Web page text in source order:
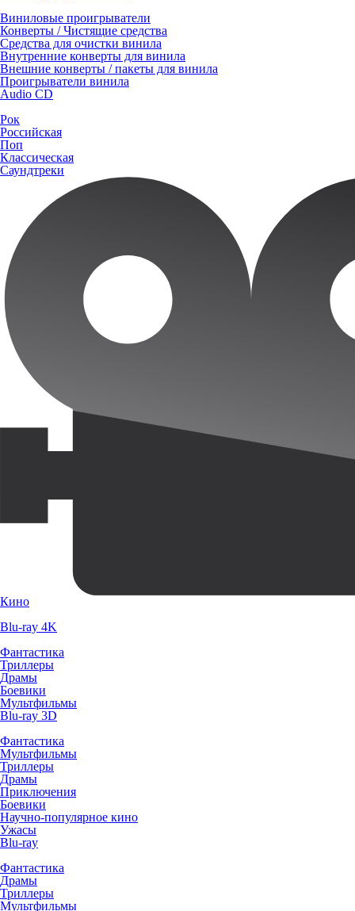
Виниловые проигрыватели
Конверты / Чистящие средства
Средства для очистки винила
Внутренние конверты для винила
Внешние конверты / пакеты для винила
Проигрыватели винила
Audio CD
Рок
Российская
Поп
Классическая
Саундтреки
Кино
Blu-ray 4K
Фантастика
Триллеры
Драмы
Боевики
Мультфильмы
Blu-ray 3D
Фантастика
Мультфильмы
Триллеры
Драмы
Приключения
Боевики
Научно-популярное кино
Ужасы
Blu-ray
Фантастика
Драмы
Триллеры
Мультфильмы